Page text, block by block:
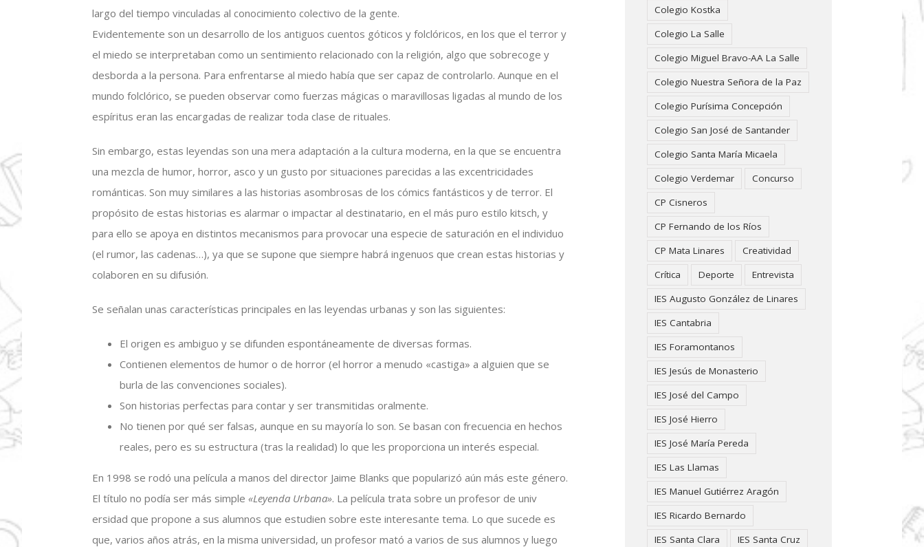
largo del tiempo vinculadas al conocimiento colectivo de la gente.
Evidentemente son un desarrollo de los antiguos cuentos góticos y folclóricos, en los que el terror y
el miedo se interpretaban como un sentimiento relacionado con la religión, algo que sobrecoge y
desborda a la persona. Para enfrentarse al miedo había que ser capaz de controlarlo. Aunque en el
mundo folclórico, se pueden observar como fuerzas mágicas o maravillosas ligadas al mundo de los
espíritus eran las encargadas de realizar toda clase de rituales.
Sin embargo, estas leyendas son una mera adaptación a la cultura moderna, en la que se encuentra
una mezcla de humor, horror, asco y un gusto por situaciones parecidas a las excentricidades
románticas. Son muy similares a las historias asombrosas de los cómics fantásticos y de terror. El
propósito de estas historias es alarmar o impactar al destinatario, en el más puro estilo kitsch, y
para ello se apoya en distintos mecanismos para provocar una especie de saturación en el individuo
(el rumor, las cadenas…), ya que se supone que siempre habrá ingenuos que crean estas historias y
colaboren en su difusión.
Se señalan unas características principales en las leyendas urbanas y son las siguientes:
El origen es ambiguo y se difunden espontáneamente de diversas formas.
Contienen elementos de humor o de horror (el horror a menudo «castiga» a alguien que se
burla de las convenciones sociales).
Son historias perfectas para contar y ser transmitidas oralmente.
No tienen por qué ser falsas, aunque en su mayoría lo son. Se basan con frecuencia en hechos
reales, pero es su estructura (tras la realidad) lo que les proporciona un interés especial.
En 1998 se rodó una película a manos del director Jaime Blanks que popularizó aún más este género.
El título no podía ser más simple «Leyenda Urbana». La película trata sobre un profesor de univ
ersidad que propone a sus alumnos que estudien sobre este interesante tema. Lo que sucede es
que, varios años atrás, en la misma universidad, un profesor mató a varios de sus alumnos y luego
Colegio Kostka
Colegio La Salle
Colegio Miguel Bravo-AA La Salle
Colegio Nuestra Señora de la Paz
Colegio Purísima Concepción
Colegio San José de Santander
Colegio Santa María Micaela
Colegio Verdemar
Concurso
CP Cisneros
CP Fernando de los Ríos
CP Mata Linares
Creatividad
Crítica
Deporte
Entrevista
IES Augusto González de Linares
IES Cantabria
IES Foramontanos
IES Jesús de Monasterio
IES José del Campo
IES José Hierro
IES José María Pereda
IES Las Llamas
IES Manuel Gutiérrez Aragón
IES Ricardo Bernardo
IES Santa Clara
IES Santa Cruz